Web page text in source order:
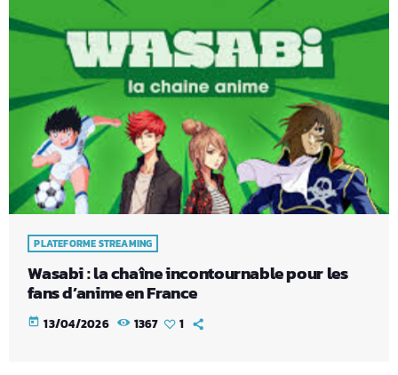
PLATEFORME STREAMING
Wasabi : la chaîne incontournable pour les
fans d’anime en France
today 13/04/2026 1367 1